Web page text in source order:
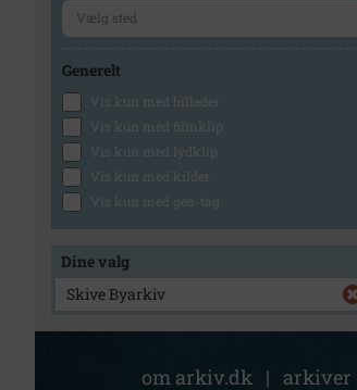
Generelt
Vis kun med billeder
Vis kun med filmklip
Vis kun med lydklip
Vis kun med kilder
Vis kun med geo-tag
Dine valg
Skive Byarkiv
om arkiv.dk | arkiver